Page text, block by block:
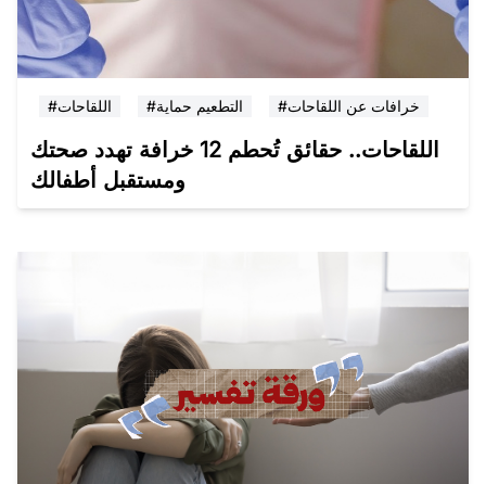
#اللقاحات #التطعيم حماية #خرافات عن اللقاحات
اللقاحات.. حقائق تُحطم 12 خرافة تهدد صحتك
ومستقبل أطفالك